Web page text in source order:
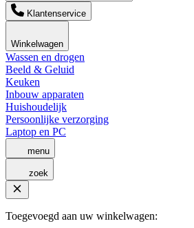
Klantenservice
Winkelwagen
Wassen en drogen
Beeld & Geluid
Keuken
Inbouw apparaten
Huishoudelijk
Persoonlijke verzorging
Laptop en PC
menu
zoek
Toegevoegd aan uw winkelwagen: